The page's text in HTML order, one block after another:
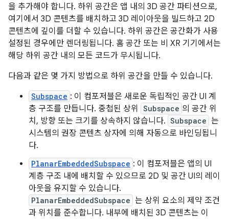
을 추가해야 합니다. 하위 공간은 앱 내의 3D 공간 파티션으로,
여기에서 3D 콘텐츠를 배치하고 3D 레이아웃을 빌드하고 2D
콘텐츠에 깊이를 더할 수 있습니다. 하위 공간은 공간화가 사용
설정된 경우에만 렌더링됩니다. 홈 공간 또는 비 XR 기기에서는
해당 하위 공간 내의 모든 코드가 무시됩니다.
다음과 같은 몇 가지 방법으로 하위 공간을 만들 수 있습니다.
Subspace : 이 컴포저블은 새로운 독립적인 공간 UI 계
층 구조를 만듭니다. 중첩된 상위
Subspace 의 공간 위
치, 방향 또는 크기를 상속하지 않습니다. Subspace 는
시스템의 권장 콘텐츠 상자에 의해 자동으로 바인딩됩니
다.
PlanarEmbeddedSubspace : 이 컴포저블은 앱의 UI
계층 구조 내에 배치할 수 있으므로 2D 및 공간 UI의 레이
아웃을 유지할 수 있습니다.
PlanarEmbeddedSubspace 는 상위 요소의 제약 조건
과 위치를 준수합니다. 내부에 배치된 3D 콘텐츠는 이